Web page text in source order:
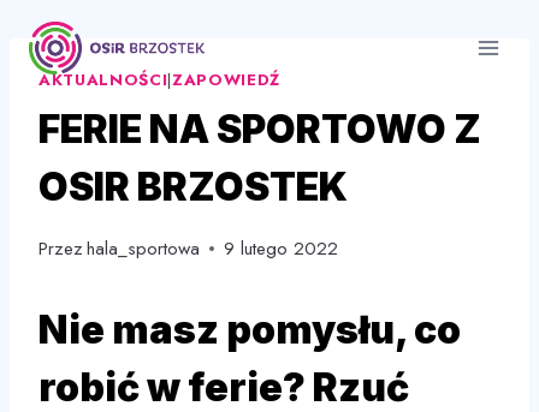
Przejdź
treściAKTUALNOŚCI|ZAPOWIEDŹ
FERIE NA SPORTOWO Z
OSIR BRZOSTEK
Przezhala_sportowa 9 lutego 2022
Nie masz pomysłu, co
robić w ferie? Rzuć